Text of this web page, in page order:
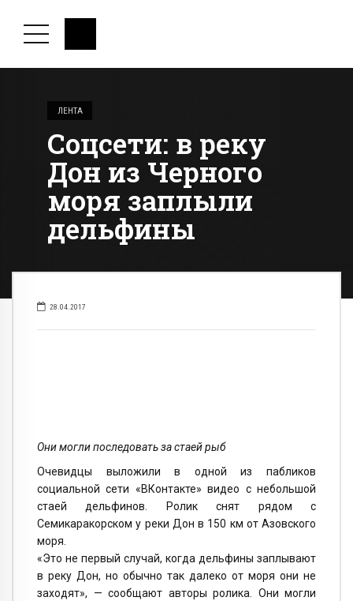
ЛЕНТА
Соцсети: в реку
Дон из Черного
моря заплыли
дельфины
28.04.2017
Они могли последовать за стаей рыб
Очевидцы выложили в одной из пабликов
социальной сети «ВКонтакте» видео с небольшой
стаей дельфинов. Ролик снят рядом с
Семикаракорском у реки Дон в 150 км от Азовского
моря.
«Это не первый случай, когда дельфины заплывают
в реку Дон, но обычно так далеко от моря они не
заходят», — сообщают авторы ролика. Они могли